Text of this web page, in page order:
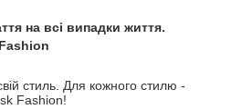
на всі випадки життя.
стиль. Для кожного стилю -
Fashion!